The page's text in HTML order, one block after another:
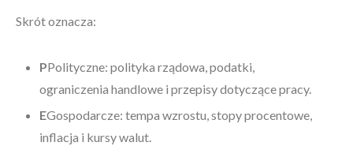
Skrót oznacza:
PPolityczne: polityka rządowa, podatki,
ograniczenia handlowe i przepisy dotyczące pracy.
EGospodarcze: tempa wzrostu, stopy procentowe,
inflacja i kursy walut.